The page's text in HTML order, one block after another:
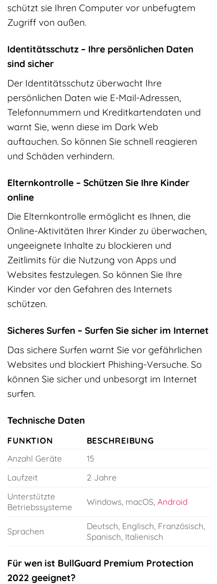
schützt sie Ihren Computer vor unbefugtem
Zugriff von außen.
Identitätsschutz – Ihre persönlichen Daten
sind sicher
Der Identitätsschutz überwacht Ihre
persönlichen Daten wie E-Mail-Adressen,
Telefonnummern und Kreditkartendaten und
warnt Sie, wenn diese im Dark Web
auftauchen. So können Sie schnell reagieren
und Schäden verhindern.
Elternkontrolle – Schützen Sie Ihre Kinder
online
Die Elternkontrolle ermöglicht es Ihnen, die
Online-Aktivitäten Ihrer Kinder zu überwachen,
ungeeignete Inhalte zu blockieren und
Zeitlimits für die Nutzung von Apps und
Websites festzulegen. So können Sie Ihre
Kinder vor den Gefahren des Internets
schützen.
Sicheres Surfen – Surfen Sie sicher im Internet
Das sichere Surfen warnt Sie vor gefährlichen
Websites und blockiert Phishing-Versuche. So
können Sie sicher und unbesorgt im Internet
surfen.
Technische Daten
FUNKTION
BESCHREIBUNG
Anzahl Geräte
15
Laufzeit
2 Jahre
Unterstützte
Betriebssysteme
Windows, macOS, Android
Sprachen
Deutsch, Englisch, Französisch,
Spanisch, Italienisch
Für wen ist BullGuard Premium Protection
2022 geeignet?